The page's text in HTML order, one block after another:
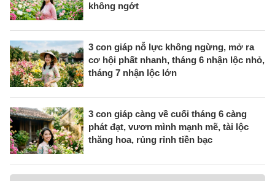
không ngớt
3 con giáp nỗ lực không ngừng, mở ra
cơ hội phất nhanh, tháng 6 nhận lộc nhỏ,
tháng 7 nhận lộc lớn
3 con giáp càng về cuối tháng 6 càng
phát đạt, vươn mình mạnh mẽ, tài lộc
thăng hoa, rủng rỉnh tiền bạc